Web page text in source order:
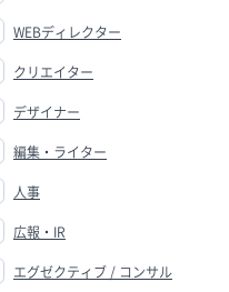
WEBディレクター
クリエイター
デザイナー
編集・ライター
人事
広報・IR
エグゼクティブ / コンサル